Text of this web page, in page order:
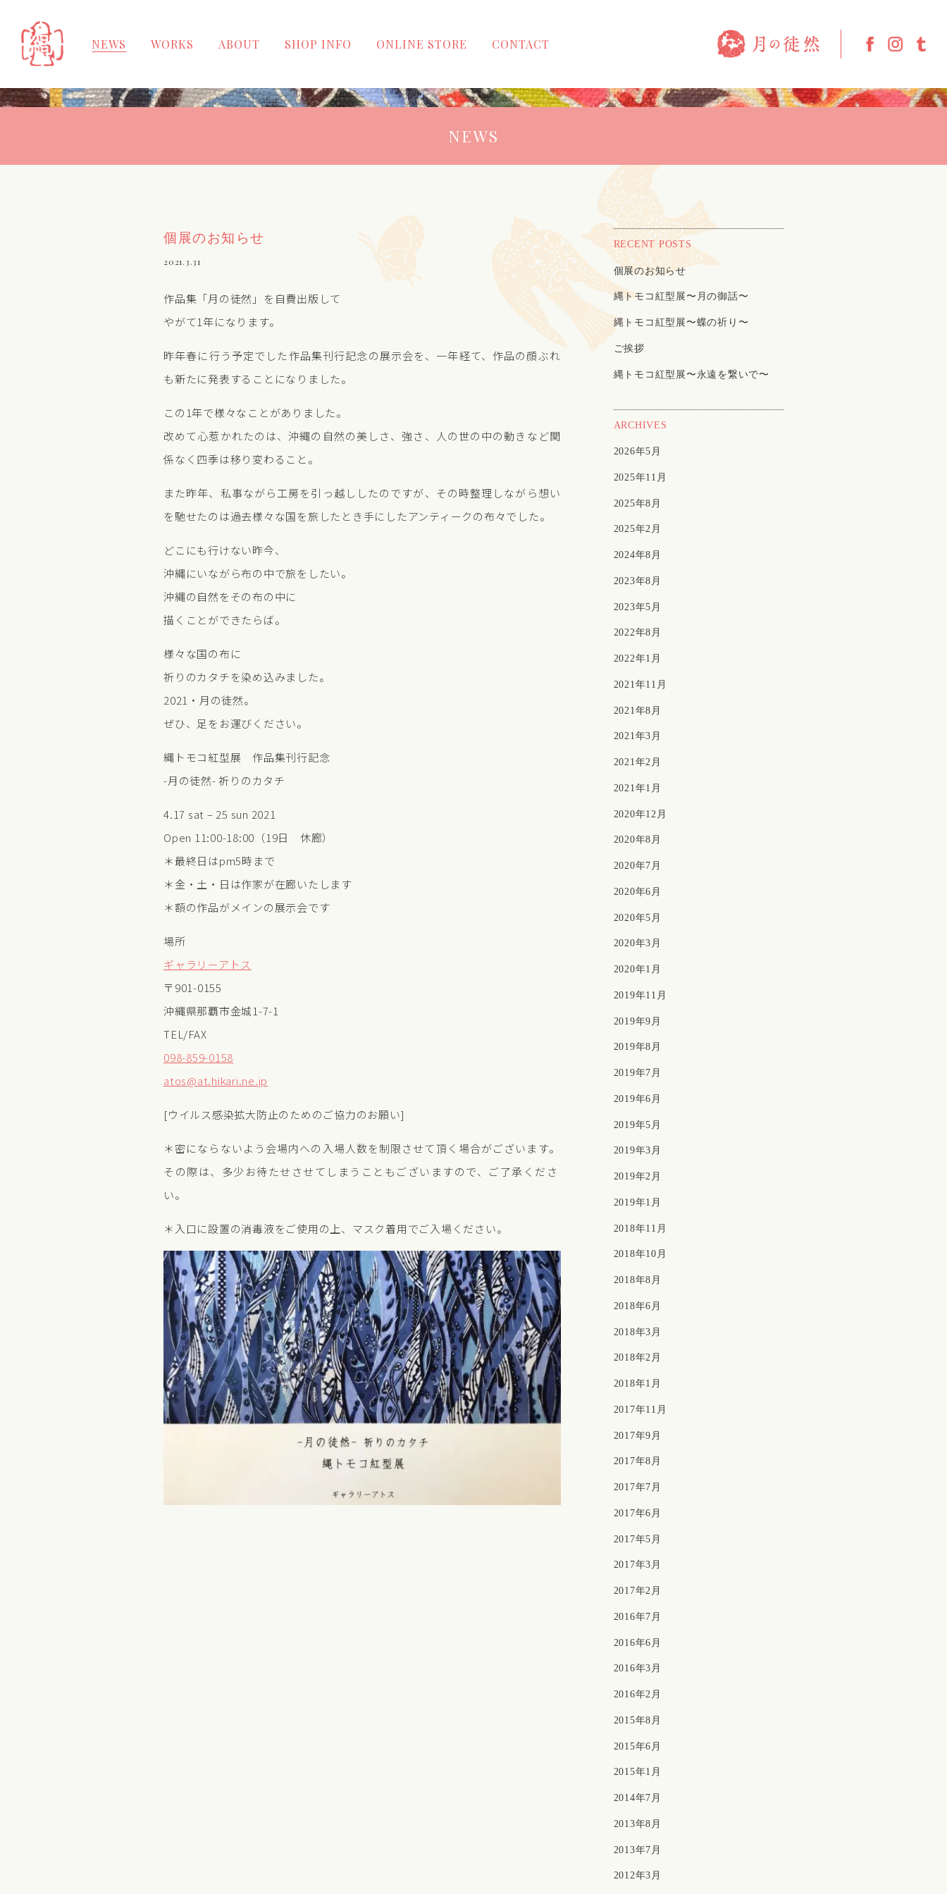
NEWS WORKS ABOUT SHOP INFO ONLINE STORE CONTACT
NEWS
個展のお知らせ
2021.3.31
作品集「月の徒然」を自費出版して
やがて1年になります。
昨年春に行う予定でした作品集刊行記念の展示会を、一年経て、作品の顔ぶれ
も新たに発表することになりました。
この1年で様々なことがありました。
改めて心惹かれたのは、沖縄の自然の美しさ、強さ、人の世の中の動きなど関
係なく四季は移り変わること。
また昨年、私事ながら工房を引っ越ししたのですが、その時整理しながら想い
を馳せたのは過去様々な国を旅したとき手にしたアンティークの布々でした。
どこにも行けない昨今、
沖縄にいながら布の中で旅をしたい。
沖縄の自然をその布の中に
描くことができたらば。
様々な国の布に
祈りのカタチを染め込みました。
2021・月の徒然。
ぜひ、足をお運びください。
縄トモコ紅型展 作品集刊行記念
-月の徒然- 祈りのカタチ
4.17 sat – 25 sun 2021
Open 11:00-18:00（19日 休廊）
＊最終日はpm5時まで
＊金・土・日は作家が在廊いたします
＊額の作品がメインの展示会です
場所
ギャラリーアトス
〒901-0155
沖縄県那覇市金城1-7-1
TEL/FAX
098-859-0158
atos@at.hikari.ne.jp
[ウイルス感染拡大防止のためのご協力のお願い]
＊密にならないよう会場内への入場人数を制限させて頂く場合がございます。
その際は、多少お待たせさせてしまうこともございますので、ご了承くださ
い。
＊入口に設置の消毒液をご使用の上、マスク着用でご入場ください。
RECENT POSTS
個展のお知らせ
縄トモコ紅型展〜月の御話〜
縄トモコ紅型展〜蝶の祈り〜
ご挨拶
縄トモコ紅型展〜永遠を繋いで〜
ARCHIVES
2026年5月
2025年11月
2025年8月
2025年2月
2024年8月
2023年8月
2023年5月
2022年8月
2022年1月
2021年11月
2021年8月
2021年3月
2021年2月
2021年1月
2020年12月
2020年8月
2020年7月
2020年6月
2020年5月
2020年3月
2020年1月
2019年11月
2019年9月
2019年8月
2019年7月
2019年6月
2019年5月
2019年3月
2019年2月
2019年1月
2018年11月
2018年10月
2018年8月
2018年6月
2018年3月
2018年2月
2018年1月
2017年11月
2017年9月
2017年8月
2017年7月
2017年6月
2017年5月
2017年3月
2017年2月
2016年7月
2016年6月
2016年3月
2016年2月
2015年8月
2015年6月
2015年1月
2014年7月
2013年8月
2013年7月
2012年3月